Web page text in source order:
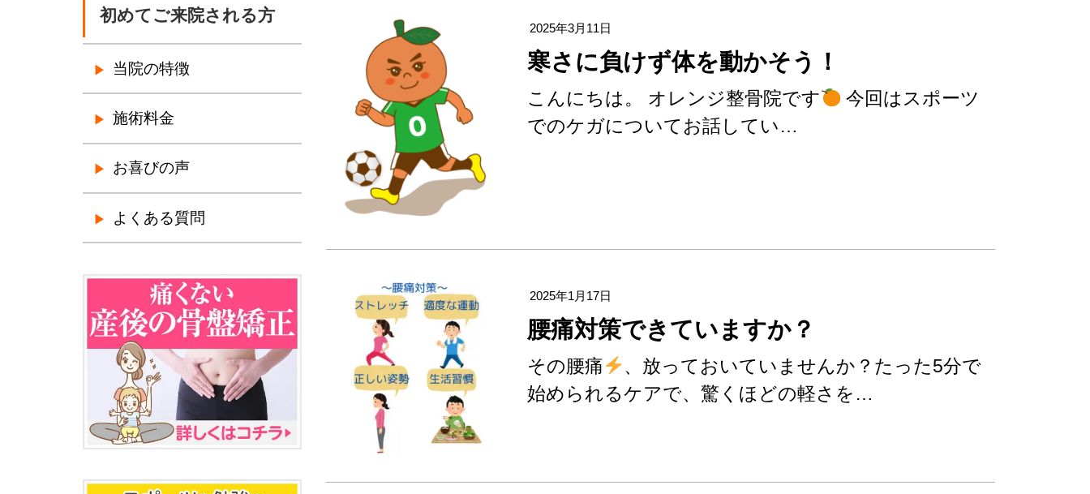
2025年3月11日
寒さに負けず体を動かそう！
こんにちは。 オレンジ整骨院です
今回はスポーツ
でのケガについてお話してい…
2025年1月17日
腰痛対策できていますか？
その腰痛
、放っておいていませんか？たった5分で
始められるケアで、驚くほどの軽さを…
初めてご来院される方
当院の特徴
施術料金
お喜びの声
よくある質問